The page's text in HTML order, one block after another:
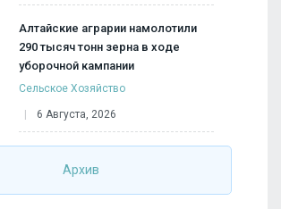
Алтайские аграрии намолотили
290 тысяч тонн зерна в ходе
уборочной кампании
Сельское Хозяйство
6 Августа, 2026
Архив